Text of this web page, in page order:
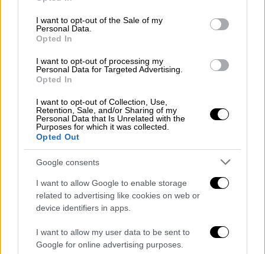
use your data for below specified purposes in below Google
consent section.
I want to opt-out of the Sale of my
Personal Data.
Opted In
I want to opt-out of processing my
Personal Data for Targeted Advertising.
Opted In
I want to opt-out of Collection, Use,
Retention, Sale, and/or Sharing of my
Personal Data that Is Unrelated with the
Purposes for which it was collected.
Opted Out
Google consents
I want to allow Google to enable storage
related to advertising like cookies on web or
device identifiers in apps.
I want to allow my user data to be sent to
Google for online advertising purposes.
Ελλάδα|12.07.2025 12:12
Στα Γιάννενα για νεκροψία η σορός της
2χρονης που παρασύρθηκε από τον
πατέρα της
κοριτσιού μεταφέρεται κατ'εξαίρεση στα
Γιάννενα